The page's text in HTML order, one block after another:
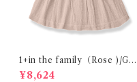
1+in the family（Rose )/GU
ALTA( 24-48m )
¥8,624